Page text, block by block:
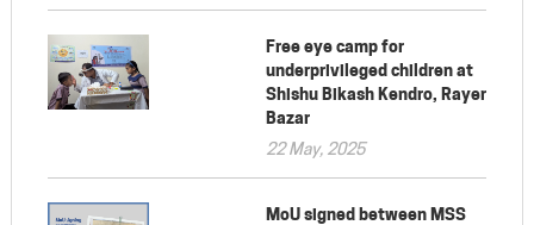
Free eye camp for
underprivileged children at
Shishu Bikash Kendro, Rayer
Bazar
22 May, 2025
MoU signed between MSS